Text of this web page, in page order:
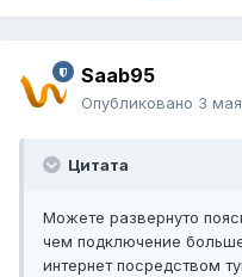
Saab95
Опубликовано 3
Цитата
Можете развернуто
чем подключение
интернет посредством